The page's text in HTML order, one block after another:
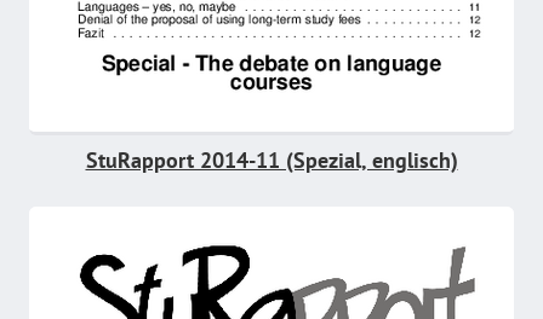
StuRapport 2014-11 (Spezial, englisch)